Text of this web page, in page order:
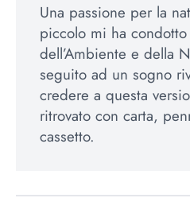
Una passione per la
piccolo mi ha
dell’Ambiente e della
seguito ad un sogno
credere a questa
ritrovato con carta,
cassetto.